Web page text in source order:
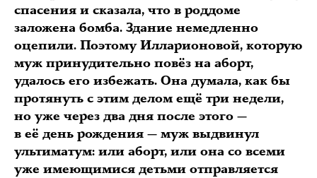
спасения и сказала, что в роддоме
заложена бомба. Здание немедленно
оцепили. Поэтому Илларионовой, которую
муж принудительно повёз на аборт,
удалось его избежать. Она думала, как бы
протянуть с этим делом ещё три недели,
но уже через два дня после этого —
в её день рождения — муж выдвинул
ультиматум: или аборт, или она со всеми
уже имеющимися детьми отправляется